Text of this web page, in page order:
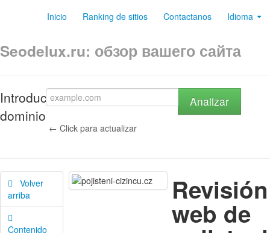
Inicio Ranking de sitios Contactanos Idioma
Seodelux.ru: обзор вашего сайта
Introduce
dominio
Analizar
← Click para actualizar
Volver
arriba
Contenido
Revisión
web de